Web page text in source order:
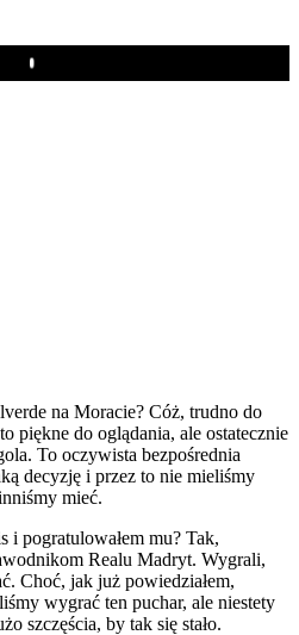
Play
na Moracie? Cóż, trudno do
piękne do oglądania, ale ostatecznie
To oczywista bezpośrednia
decyzję i przez to nie mieliśmy
mieć.
i pogratulowałem mu? Tak,
Realu Madryt. Wygrali,
Choć, jak już powiedziałem,
wygrać ten puchar, ale niestety
szczęścia, by tak się stało.